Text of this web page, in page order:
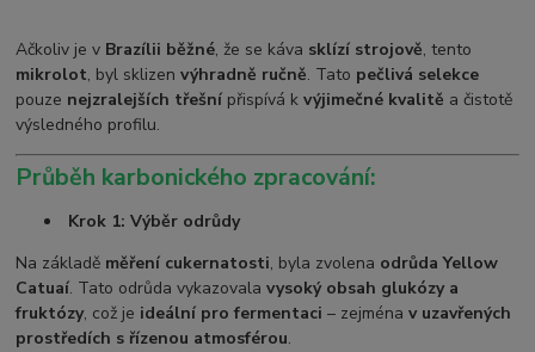
Ačkoliv je v Brazílii běžné, že se káva sklízí strojově, tento
mikrolot, byl sklizenvýhradně ručně. Tato pečlivá selekce
pouze nejzralejších třešní přispívá kvýjimečné kvalitě a čistotě
výsledného profilu.
Průběh karbonického zpracování:
Krok 1: Výběr odrůdy
Na základě měření cukernatosti, byla zvolena odrůda Yellow
Catuaí. Tato odrůda vykazovalavysoký obsah glukózy a
fruktózy, což je ideální pro fermentaci – zejménav uzavřených
prostředích s řízenou atmosférou.